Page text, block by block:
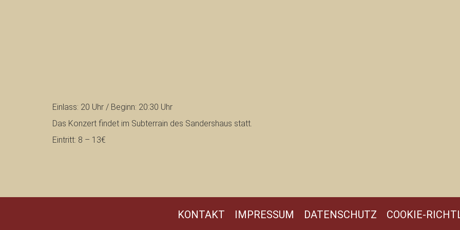
Einlass: 20 Uhr / Beginn: 20:30 Uhr
Das Konzert findet im Subterrain des Sandershaus statt.
Eintritt: 8 – 13€
KONTAKT IMPRESSUM DATENSCHUTZ COOKIE-